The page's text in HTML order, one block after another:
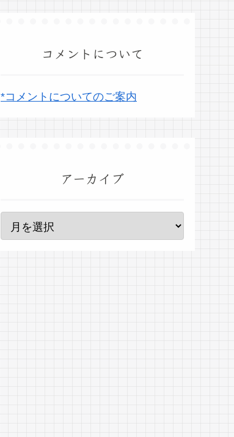
コメントについて
*コメントについてのご案内
アーカイブ